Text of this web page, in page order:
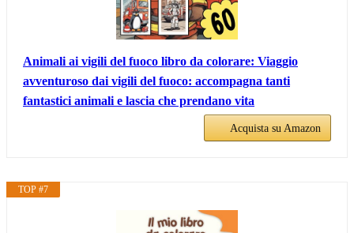
Animali ai vigili del fuoco libro da colorare: Viaggio
avventuroso dai vigili del fuoco: accompagna tanti
fantastici animali e lascia che prendano vita
Acquista su Amazon
TOP #7